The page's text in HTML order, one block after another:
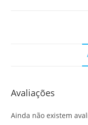
Avaliações
Ainda não existem